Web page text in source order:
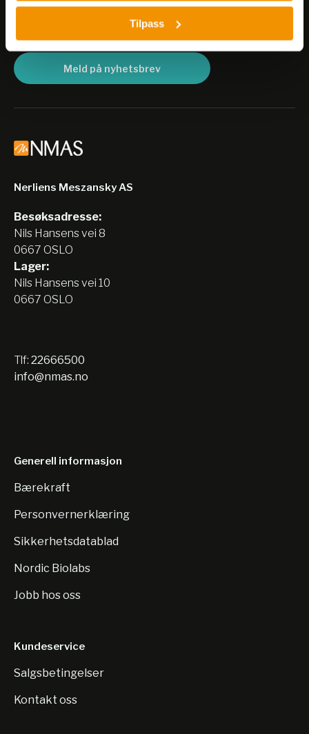
Tilpass
Få informasjon om produkter,
arrangementer og kampanjer.
Meld på nyhetsbrev
Nerliens Meszansky AS
Besøksadresse:
Nils Hansens vei 8
0667 OSLO
Lager:
Nils Hansens vei 10
0667 OSLO
Tlf: 22666500
info@nmas.no
Generell informasjon
Bærekraft
Personvernerklæring
Sikkerhetsdatablad
Nordic Biolabs
Jobb hos oss
Kundeservice
Salgsbetingelser
Kontakt oss